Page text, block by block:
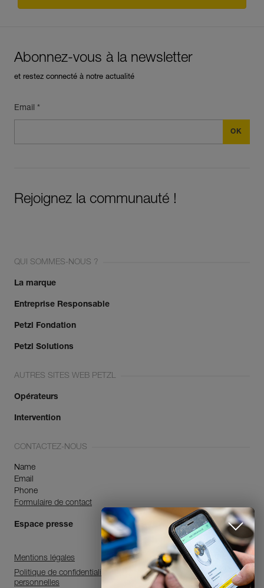
Abonnez-vous à la newsletter
et restez connecté à notre actualité
Email *
Rejoignez la communauté !
QUI SOMMES-NOUS ?
La marque
Entreprise Responsable
Petzl Fondation
Petzl Solutions
AUTRES SITES WEB PETZL
Opérateurs
Intervention
CONTACTEZ-NOUS
Name
Email
Phone
Formulaire de contact
Espace presse
Mentions légales
Politique de confidentialité et de traitement des données
personnelles